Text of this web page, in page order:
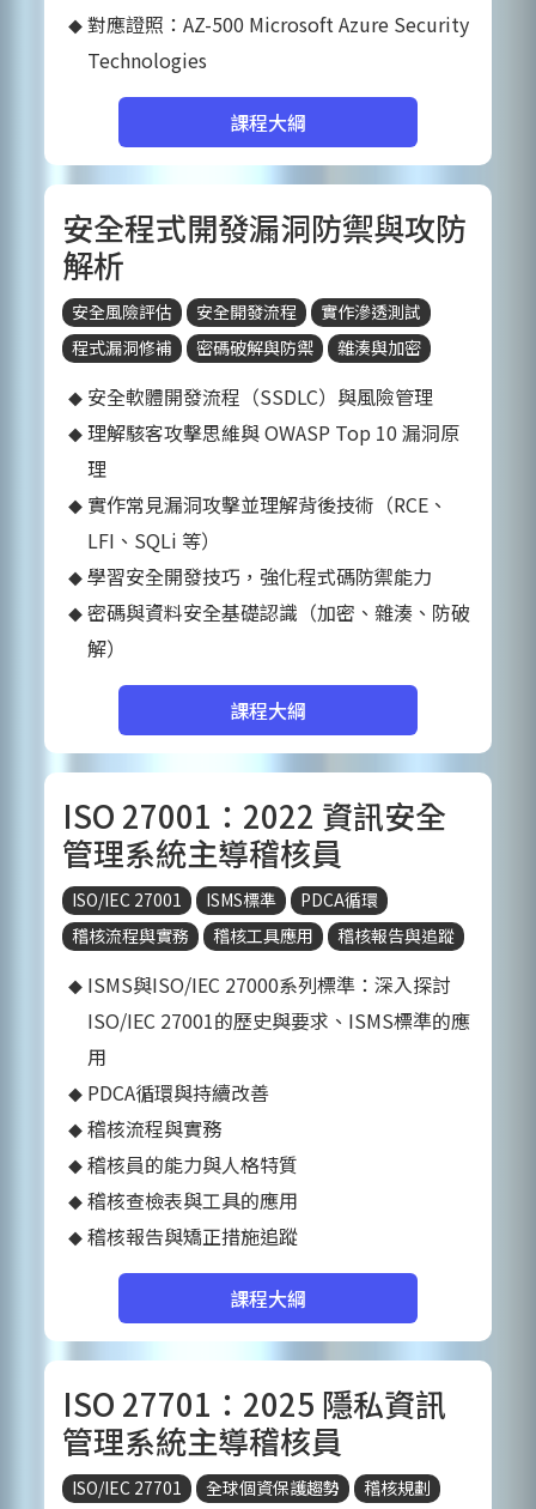
對應證照：AZ-500 Microsoft Azure Security
Technologies
課程大綱
安全程式開發漏洞防禦與攻防
解析
安全風險評估 安全開發流程
實作滲透測試
程式漏洞修補
密碼破解與防禦 雜湊與加密
安全軟體開發流程（SSDLC）與風險管理
理解駭客攻擊思維與 OWASP Top 10 漏洞原
理
實作常見漏洞攻擊並理解背後技術（RCE、
LFI、SQLi 等）
學習安全開發技巧，強化程式碼防禦能力
密碼與資料安全基礎認識（加密、雜湊、防破
解）
課程大綱
ISO 27001：2022 資訊安全
管理系統主導稽核員
ISO/IEC 27001 ISMS標準
PDCA循環
稽核流程與實務
稽核工具應用 稽核報告與追蹤
ISMS與ISO/IEC 27000系列標準：深入探討
ISO/IEC 27001的歷史與要求、ISMS標準的應
用
PDCA循環與持續改善
稽核流程與實務
稽核員的能力與人格特質
稽核查檢表與工具的應用
稽核報告與矯正措施追蹤
課程大綱
ISO 27701：2025 隱私資訊
管理系統主導稽核員
ISO/IEC 27701 全球個資保護趨勢
稽核規劃